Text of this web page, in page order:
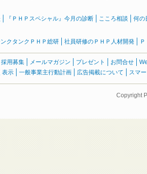
『ＰＨＰスペシャル』今月の診断 こころ相談 何の
クタンクＰＨＰ総研 社員研修のＰＨＰ人材開発
採用募集 メールマガジン プレゼント お問合せ
表示
一般事業主行動計画 広告掲載について スマ
Copyright